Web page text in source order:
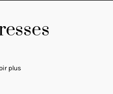
plus